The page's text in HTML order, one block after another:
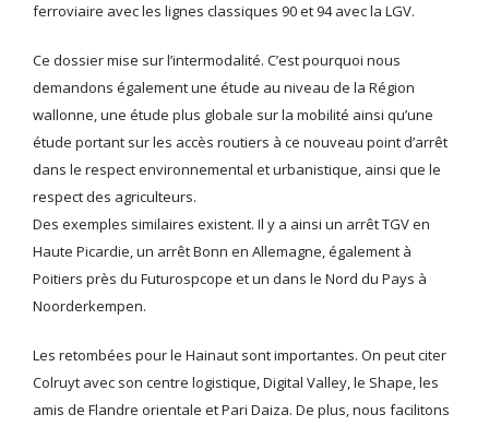
ferroviaire avec les lignes classiques 90 et 94 avec la LGV.
Ce dossier mise sur l’intermodalité. C’est pourquoi nous
demandons également une étude au niveau de la Région
wallonne, une étude plus globale sur la mobilité ainsi qu’une
étude portant sur les accès routiers à ce nouveau point d’arrêt
dans le respect environnemental et urbanistique, ainsi que le
respect des agriculteurs.
Des exemples similaires existent. Il y a ainsi un arrêt TGV en
Haute Picardie, un arrêt Bonn en Allemagne, également à
Poitiers près du Futurospcope et un dans le Nord du Pays à
Noorderkempen.
Les retombées pour le Hainaut sont importantes. On peut citer
Colruyt avec son centre logistique, Digital Valley, le Shape, les
amis de Flandre orientale et Pari Daiza. De plus, nous facilitons